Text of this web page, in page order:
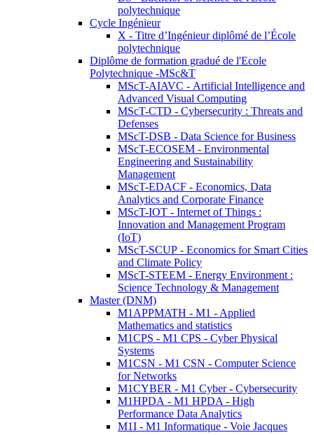
polytechnique
Cycle Ingénieur
X - Titre d’Ingénieur diplômé de l’École
polytechnique
Diplôme de formation gradué de l'Ecole
Polytechnique -MSc&T
MScT-AIAVC - Artificial Intelligence and
Advanced Visual Computing
MScT-CTD - Cybersecurity : Threats and
Defenses
MScT-DSB - Data Science for Business
MScT-ECOSEM - Environmental
Engineering and Sustainability
Management
MScT-EDACF - Economics, Data
Analytics and Corporate Finance
MScT-IOT - Internet of Things :
Innovation and Management Program
(IoT)
MScT-SCUP - Economics for Smart Cities
and Climate Policy
MScT-STEEM - Energy Environment :
Science Technology & Management
Master (DNM)
M1APPMATH - M1 - Applied
Mathematics and statistics
M1CPS - M1 CPS - Cyber Physical
Systems
M1CSN - M1 CSN - Computer Science
for Networks
M1CYBER - M1 Cyber - Cybersecurity
M1HPDA - M1 HPDA - High
Performance Data Analytics
M1I - M1 Informatique - Voie Jacques